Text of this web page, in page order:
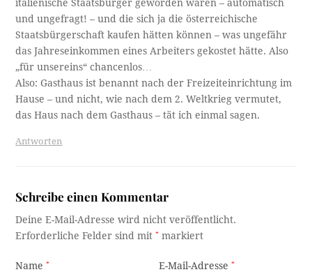
italienische Staatsbürger geworden waren – automatisch
und ungefragt! – und die sich ja die österreichische
Staatsbürgerschaft kaufen hätten können – was ungefähr
das Jahreseinkommen eines Arbeiters gekostet hätte. Also
„für unsereins“ chancenlos…
Also: Gasthaus ist benannt nach der Freizeiteinrichtung im
Hause – und nicht, wie nach dem 2. Weltkrieg vermutet,
das Haus nach dem Gasthaus – tät ich einmal sagen.
Antworten
Schreibe einen Kommentar
Deine E-Mail-Adresse wird nicht veröffentlicht.
Erforderliche Felder sind mit* markiert
Name* E-Mail-Adresse*